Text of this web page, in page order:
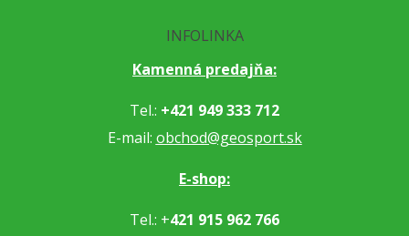
INFOLINKA
Kamenná predajňa:
Tel.: +421 949 333 712
E-mail: obchod@geosport.sk
E-shop:
Tel.: +421 915 962 766